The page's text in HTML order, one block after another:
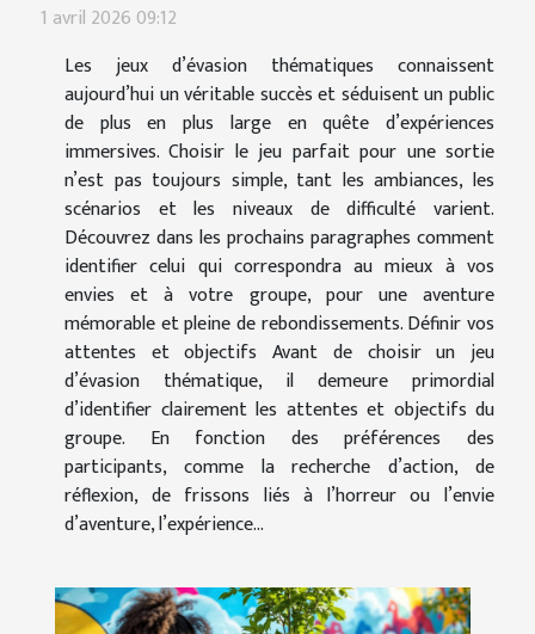
1 avril 2026 09:12
Les jeux d’évasion thématiques connaissent
aujourd’hui un véritable succès et séduisent un public
de plus en plus large en quête d’expériences
immersives. Choisir le jeu parfait pour une sortie
n’est pas toujours simple, tant les ambiances, les
scénarios et les niveaux de difficulté varient.
Découvrez dans les prochains paragraphes comment
identifier celui qui correspondra au mieux à vos
envies et à votre groupe, pour une aventure
mémorable et pleine de rebondissements. Définir vos
attentes et objectifs Avant de choisir un jeu
d’évasion thématique, il demeure primordial
d’identifier clairement les attentes et objectifs du
groupe. En fonction des préférences des
participants, comme la recherche d’action, de
réflexion, de frissons liés à l’horreur ou l’envie
d’aventure, l’expérience...